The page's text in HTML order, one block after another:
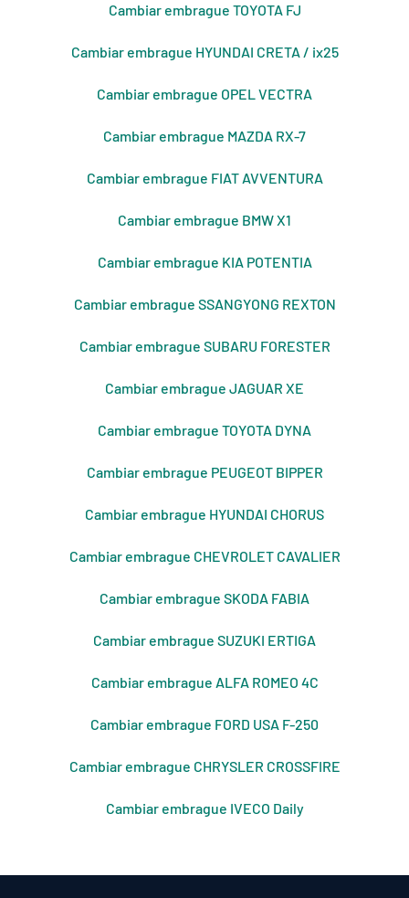
Cambiar embrague TOYOTA FJ
Cambiar embrague HYUNDAI CRETA / ix25
Cambiar embrague OPEL VECTRA
Cambiar embrague MAZDA RX-7
Cambiar embrague FIAT AVVENTURA
Cambiar embrague BMW X1
Cambiar embrague KIA POTENTIA
Cambiar embrague SSANGYONG REXTON
Cambiar embrague SUBARU FORESTER
Cambiar embrague JAGUAR XE
Cambiar embrague TOYOTA DYNA
Cambiar embrague PEUGEOT BIPPER
Cambiar embrague HYUNDAI CHORUS
Cambiar embrague CHEVROLET CAVALIER
Cambiar embrague SKODA FABIA
Cambiar embrague SUZUKI ERTIGA
Cambiar embrague ALFA ROMEO 4C
Cambiar embrague FORD USA F-250
Cambiar embrague CHRYSLER CROSSFIRE
Cambiar embrague IVECO Daily